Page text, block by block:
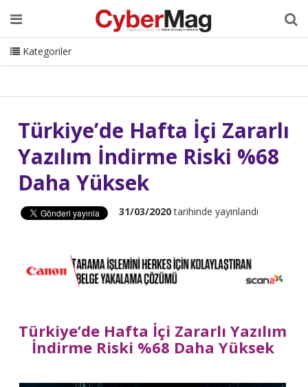
Ana Sayfa Hakkımızda Dergi Editörden
Danışmanlık
ISC Turkey Sizden Gelenler
İletişim
CyberMag Logo
Kategoriler
Türkiye’de Hafta İçi Zararlı
Yazılım İndirme Riski %68
Daha Yüksek
31/03/2020tarihinde yayınlandı
Türkiye’de Hafta İçi Zararlı Yazılım
İndirme Riski %68 Daha Yüksek